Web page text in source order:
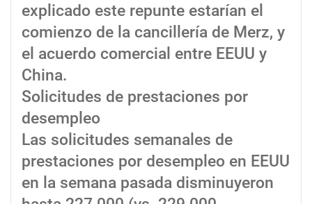
explicado este repunte estarían el
comienzo de la cancillería de Merz, y
el acuerdo comercial entre EEUU y
China.
Solicitudes de prestaciones por
desempleo
Las solicitudes semanales de
prestaciones por desempleo en EEUU
en la semana pasada disminuyeron